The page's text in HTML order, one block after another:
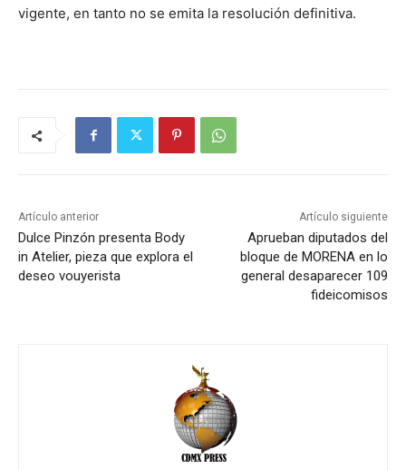
vigente, en tanto no se emita la resolución definitiva.
Artículo anterior
Dulce Pinzón presenta Body
in Atelier, pieza que explora el
deseo vouyerista
Artículo siguiente
Aprueban diputados del
bloque de MORENA en lo
general desaparecer 109
fideicomisos